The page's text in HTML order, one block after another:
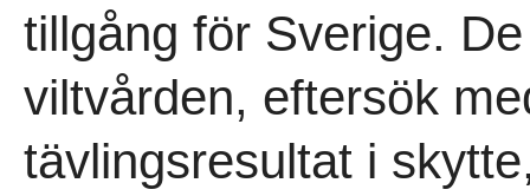
tillgång för Sverige.
viltvården, eftersök
tävlingsresultat i